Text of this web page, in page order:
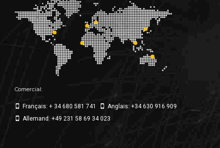
Comercial:
Français: + 34 680 581 741
Anglais: +34 630 916 909
Allemand: +49 231 58 69 34 023